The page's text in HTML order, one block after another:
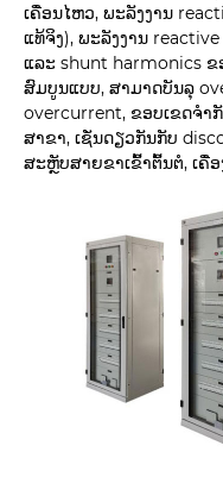
ເຄື່ອນໄຫວ, ພະລັງງານ
ແທ້ຈິງ), ພະລັງງານ
ແລະ shunt harmonics ຂ
ສົມບູນແບບ, ສາມາດບັນລຸ
overcurrent, ຂອບເຂດຈໍາ
ສາຂາ, ເຊັ່ນດຽວກັນກັບ
ສະຫຼັບສາຍຂາເຂົ້າຕົ້ນຕໍ, ເຄື່